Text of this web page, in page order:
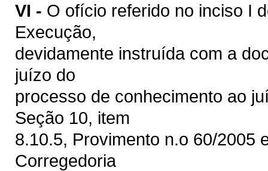
VI - O ofício referido no inciso I
Execução,
devidamente instruída com a
juízo do
processo de conhecimento ao
Seção 10, item
8.10.5, Provimento n.o 60/2005
Corregedoria